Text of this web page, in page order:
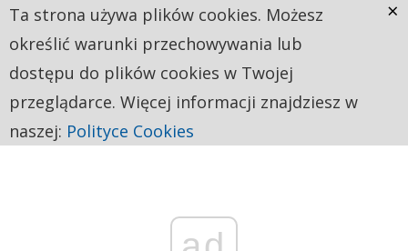
Ta strona używa plików cookies. Możesz
określić warunki przechowywania lub
dostępu do plików cookies w Twojej
przeglądarce. Więcej informacji znajdziesz w
naszej: Polityce Cookies
×